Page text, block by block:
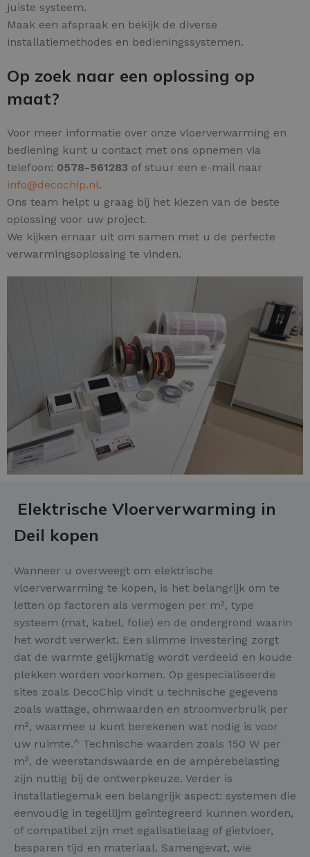
juiste systeem.
Maak een afspraak en bekijk de diverse
installatiemethodes en bedieningssystemen.
Op zoek naar een oplossing op
maat?
Voor meer informatie over onze vloerverwarming en
bediening kunt u contact met ons opnemen via
telefoon: 0578-561283 of stuur een e-mail naar
info@decochip.nl.
Ons team helpt u graag bij het kiezen van de beste
oplossing voor uw project.
We kijken ernaar uit om samen met u de perfecte
verwarmingsoplossing te vinden.
Elektrische Vloerverwarming in
Deil kopen
Wanneer u overweegt om elektrische
vloerverwarming te kopen, is het belangrijk om te
letten op factoren als vermogen per m², type
systeem (mat, kabel, folie) en de ondergrond waarin
het wordt verwerkt. Een slimme investering zorgt
dat de warmte gelijkmatig wordt verdeeld en koude
plekken worden voorkomen. Op gespecialiseerde
sites zoals DecoChip vindt u technische gegevens
zoals wattage, ohmwaarden en stroomverbruik per
m², waarmee u kunt berekenen wat nodig is voor
uw ruimte.^ Technische waarden zoals 150 W per
m², de weerstandswaarde en de ampèrebelasting
zijn nuttig bij de ontwerpkeuze. Verder is
installatiegemak een belangrijk aspect: systemen die
eenvoudig in tegellijm geïntegreerd kunnen worden,
of compatibel zijn met egalisatielaag of gietvloer,
besparen tijd en materiaal. Samengevat, wie